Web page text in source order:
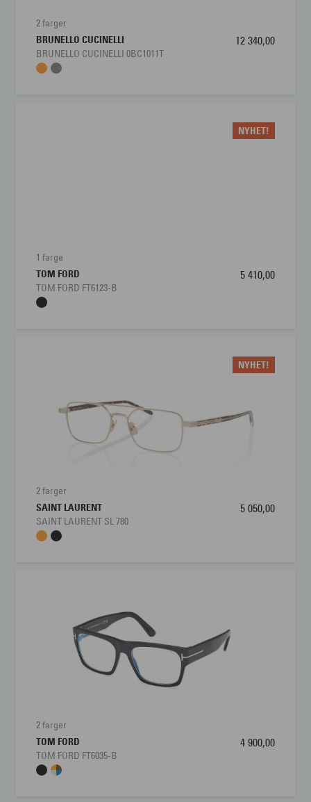
Bredde glass 57 mm
2 farger
BRUNELLO CUCINELLI
BRUNELLO CUCINELLI 0BC1011T
12 340,00
NYHET!
1 farge
TOM FORD
TOM FORD FT6123-B
5 410,00
NYHET!
2 farger
SAINT LAURENT
SAINT LAURENT SL 780
5 050,00
2 farger
TOM FORD
TOM FORD FT6035-B
4 900,00